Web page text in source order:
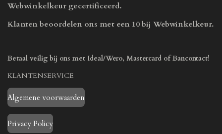
Webwinkelkeur gecertificeerd.
Klanten beoordelen ons met een 10 bij Webwinkelkeur.
Betaal veilig bij ons met Ideal/Wero, Mastercard of Bancontact!
KLANTENSERVICE
Algemene voorwaarden
Privacy Policy